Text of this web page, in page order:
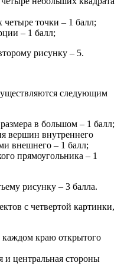
точки – 1 балл;
– 1 балл;
рисунку – 5.
следующим
в большом – 1 балл;
вершин внутреннего
внешнего – 1 балл;
прямоугольника – 1
рисунку – 3 балла.
с четвертой картинки,
каждом краю открытого
и центральная стороны